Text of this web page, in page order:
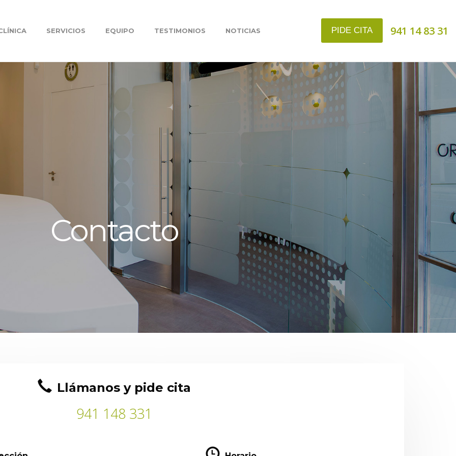
SERVICIOS EQUIPO TESTIMONIOS NOTICIAS PIDE CITA 941 14 83 31
Contacto
Llámanos y pide cita
941 148 331